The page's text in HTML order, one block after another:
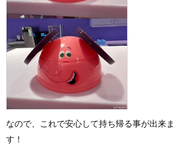
なので、これで安心して持ち帰る事が出来ま
す！